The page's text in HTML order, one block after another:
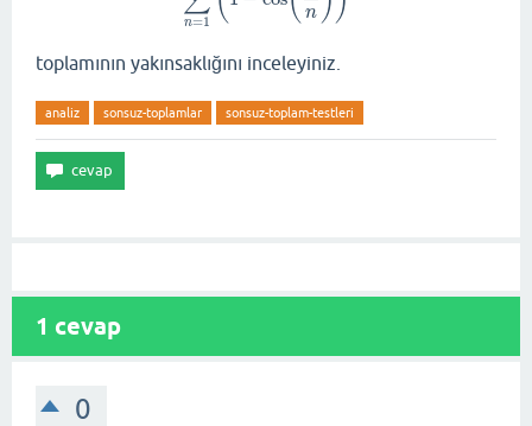
n=1 n
toplamının yakınsaklığını inceleyiniz.
analiz sonsuz-toplamlar sonsuz-toplam-testleri
1 cevap
0